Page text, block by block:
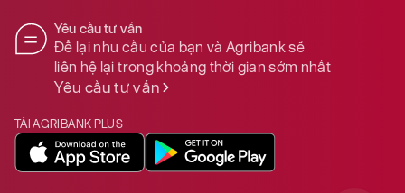
Yêu cầu tư vấn
Để lại nhu cầu của bạn và Agribank sẽ
liên hệ lại trong khoảng thời gian sớm nhất
Yêu cầu tư vấn
TẢI AGRIBANK PLUS